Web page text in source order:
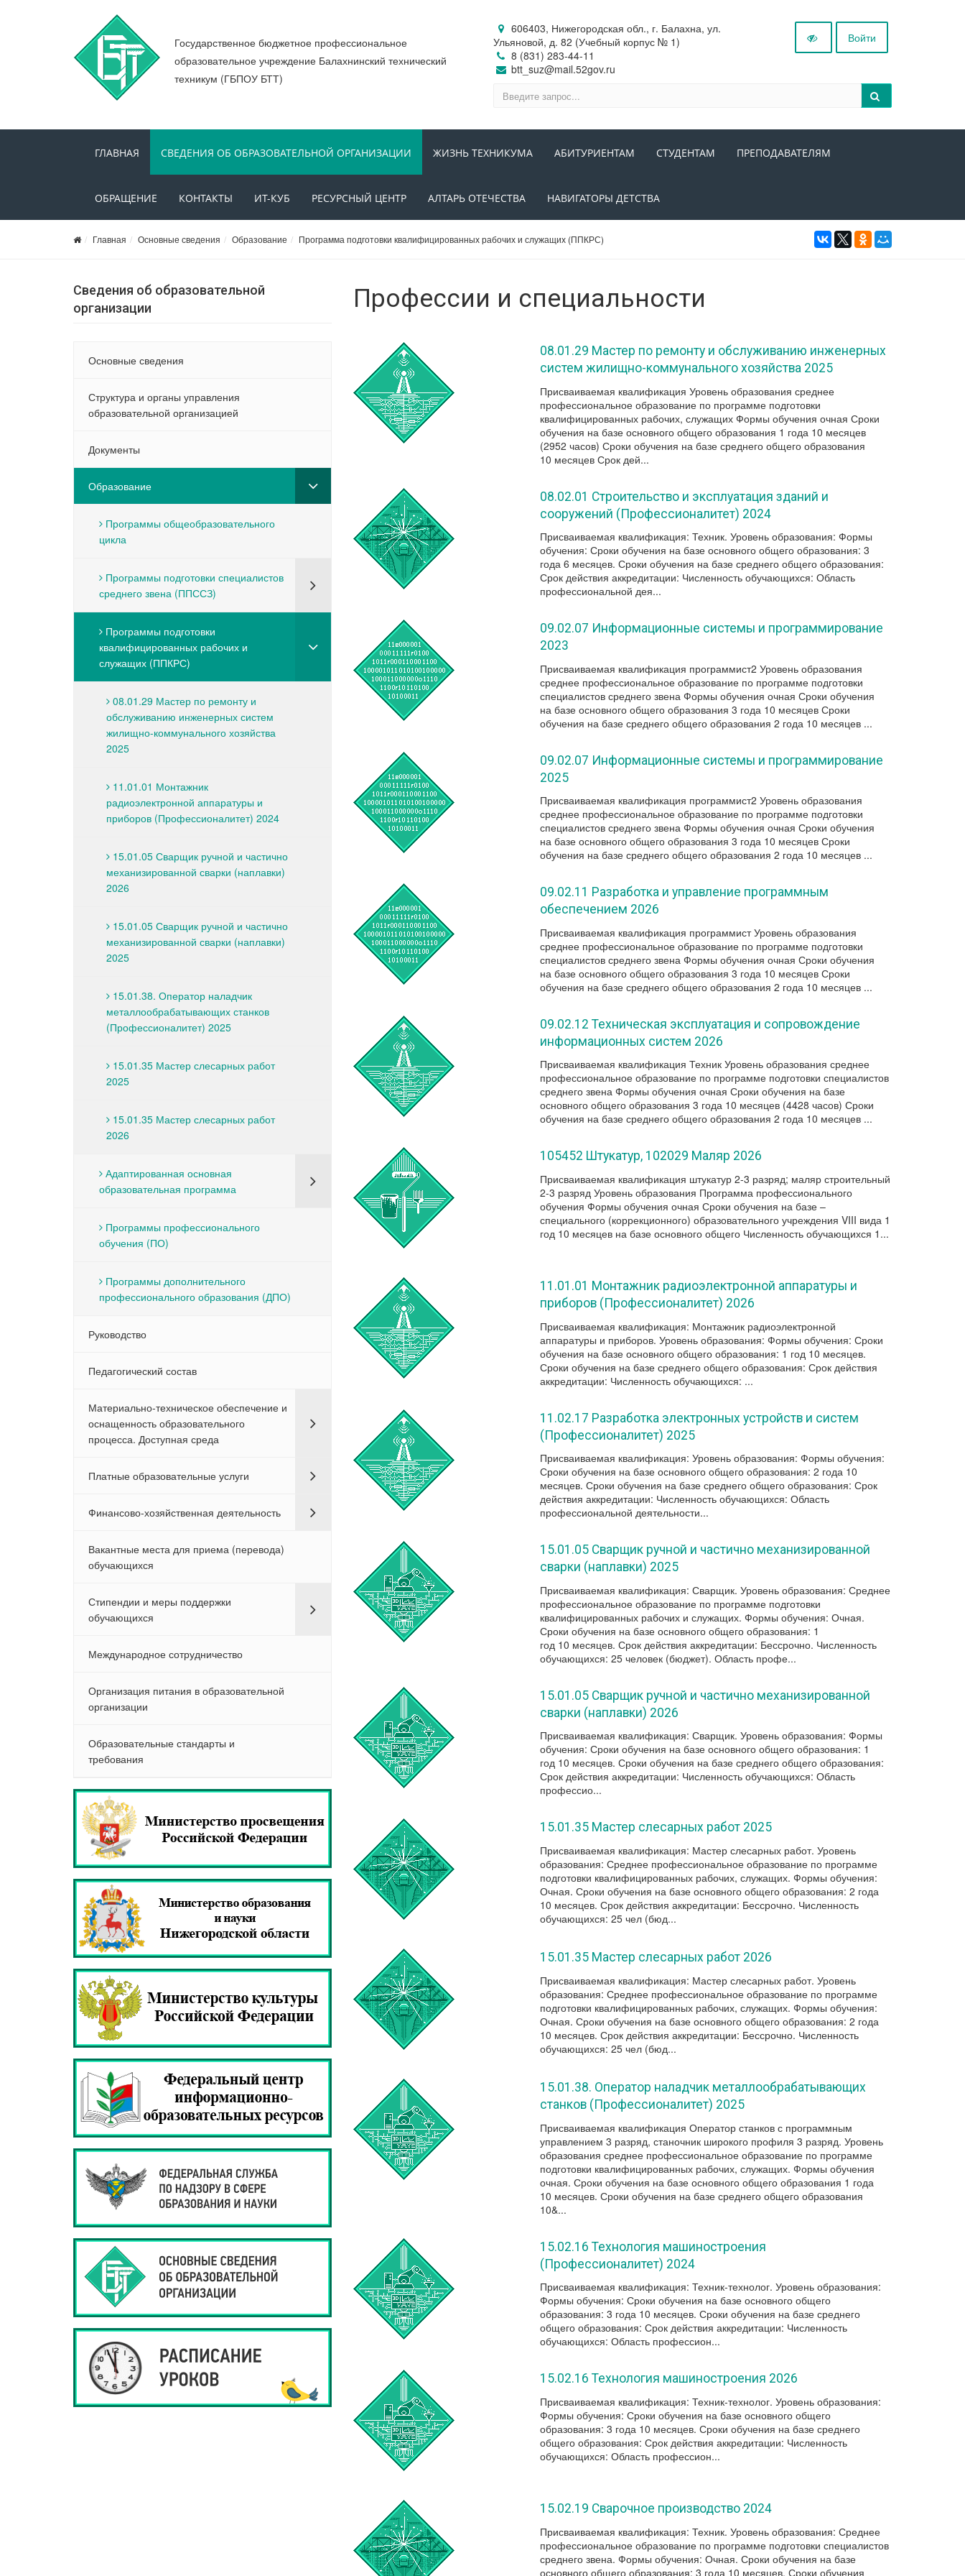
Государственное бюджетное профессиональное
образовательное учреждение Балахнинский технический
техникум (ГБПОУ БТТ)
606403, Нижегородская обл., г. Балахна, ул.
Ульяновой, д. 82 (Учебный корпус № 1)
8 (831) 283-44-11
btt_suz@mail.52gov.ru
Войти
ГЛАВНАЯ СВЕДЕНИЯ ОБ ОБРАЗОВАТЕЛЬНОЙ ОРГАНИЗАЦИИ ЖИЗНЬ ТЕХНИКУМА АБИТУРИЕНТАМ СТУДЕНТАМ ПРЕПОДАВАТЕЛЯМ
ОБРАЩЕНИЕ КОНТАКТЫ ИТ-КУБ РЕСУРСНЫЙ ЦЕНТР АЛТАРЬ ОТЕЧЕСТВА НАВИГАТОРЫ ДЕТСТВА
Главная Основные сведения Образование Программа подготовки квалифицированных рабочих и служащих (ППКРС)
Сведения об образовательной
организации
Основные сведения
Структура и органы управления
образовательной организацией
Документы
Образование
Программы общеобразовательного
цикла
Программы подготовки специалистов
среднего звена (ППССЗ)
Программы подготовки
квалифицированных рабочих и
служащих (ППКРС)
08.01.29 Мастер по ремонту и
обслуживанию инженерных систем
жилищно-коммунального хозяйства
2025
11.01.01 Монтажник
радиоэлектронной аппаратуры и
приборов (Профессионалитет) 2024
15.01.05 Сварщик ручной и частично
механизированной сварки (наплавки)
2026
15.01.05 Сварщик ручной и частично
механизированной сварки (наплавки)
2025
15.01.38. Оператор наладчик
металлообрабатывающих станков
(Профессионалитет) 2025
15.01.35 Мастер слесарных работ
2025
15.01.35 Мастер слесарных работ
2026
Адаптированная основная
образовательная программа
Программы профессионального
обучения (ПО)
Программы дополнительного
профессионального образования (ДПО)
Руководство
Педагогический состав
Материально-техническое обеспечение и
оснащенность образовательного
процесса. Доступная среда
Платные образовательные услуги
Финансово-хозяйственная деятельность
Вакантные места для приема (перевода)
обучающихся
Стипендии и меры поддержки
обучающихся
Международное сотрудничество
Организация питания в образовательной
организации
Образовательные стандарты и
требования
Профессии и специальности
08.01.29 Мастер по ремонту и обслуживанию инженерных
систем жилищно-коммунального хозяйства 2025
Присваиваемая квалификация Уровень образования среднее
профессиональное образование по программе подготовки
квалифицированных рабочих, служащих Формы обучения очная Сроки
обучения на базе основного общего образования 1 года 10 месяцев
(2952 часов) Сроки обучения на базе среднего общего образования
10 месяцев Срок дей...
08.02.01 Строительство и эксплуатация зданий и
сооружений (Профессионалитет) 2024
Присваиваемая квалификация: Техник. Уровень образования: Формы
обучения: Сроки обучения на базе основного общего образования: 3
года 6 месяцев. Сроки обучения на базе среднего общего образования:
Срок действия аккредитации: Численность обучающихся: Область
профессиональной дея...
09.02.07 Информационные системы и программирование
2023
Присваиваемая квалификация программист2 Уровень образования
среднее профессиональное образование по программе подготовки
специалистов среднего звена Формы обучения очная Сроки обучения
на базе основного общего образования 3 года 10 месяцев Сроки
обучения на базе среднего общего образования 2 года 10 месяцев ...
09.02.07 Информационные системы и программирование
2025
Присваиваемая квалификация программист2 Уровень образования
среднее профессиональное образование по программе подготовки
специалистов среднего звена Формы обучения очная Сроки обучения
на базе основного общего образования 3 года 10 месяцев Сроки
обучения на базе среднего общего образования 2 года 10 месяцев ...
09.02.11 Разработка и управление программным
обеспечением 2026
Присваиваемая квалификация программист Уровень образования
среднее профессиональное образование по программе подготовки
специалистов среднего звена Формы обучения очная Сроки обучения
на базе основного общего образования 3 года 10 месяцев Сроки
обучения на базе среднего общего образования 2 года 10 месяцев ...
09.02.12 Техническая эксплуатация и сопровождение
информационных систем 2026
Присваиваемая квалификация Техник Уровень образования среднее
профессиональное образование по программе подготовки специалистов
среднего звена Формы обучения очная Сроки обучения на базе
основного общего образования 3 года 10 месяцев (4428 часов) Сроки
обучения на базе среднего общего образования 2 года 10 месяцев ...
105452 Штукатур, 102029 Маляр 2026
Присваиваемая квалификация штукатур 2-3 разряд; маляр строительный
2-3 разряд Уровень образования Программа профессионального
обучения Формы обучения очная Сроки обучения на базе –
специального (коррекционного) образовательного учреждения VIII вида 1
год 10 месяцев на базе основного общего Численность обучающихся 1...
11.01.01 Монтажник радиоэлектронной аппаратуры и
приборов (Профессионалитет) 2026
Присваиваемая квалификация: Монтажник радиоэлектронной
аппаратуры и приборов. Уровень образования: Формы обучения: Сроки
обучения на базе основного общего образования: 1 год 10 месяцев.
Сроки обучения на базе среднего общего образования: Срок действия
аккредитации: Численность обучающихся: ...
11.02.17 Разработка электронных устройств и систем
(Профессионалитет) 2025
Присваиваемая квалификация: Уровень образования: Формы обучения:
Сроки обучения на базе основного общего образования: 2 года 10
месяцев. Сроки обучения на базе среднего общего образования: Срок
действия аккредитации: Численность обучающихся: Область
профессиональной деятельности...
15.01.05 Сварщик ручной и частично механизированной
сварки (наплавки) 2025
Присваиваемая квалификация: Сварщик. Уровень образования: Среднее
профессиональное образование по программе подготовки
квалифицированных рабочих и служащих. Формы обучения: Очная.
Сроки обучения на базе основного общего образования: 1
год 10 месяцев. Срок действия аккредитации: Бессрочно. Численность
обучающихся: 25 человек (бюджет). Область профе...
15.01.05 Сварщик ручной и частично механизированной
сварки (наплавки) 2026
Присваиваемая квалификация: Сварщик. Уровень образования: Формы
обучения: Сроки обучения на базе основного общего образования: 1
год 10 месяцев. Сроки обучения на базе среднего общего образования:
Срок действия аккредитации: Численность обучающихся: Область
профессио...
15.01.35 Мастер слесарных работ 2025
Присваиваемая квалификация: Мастер слесарных работ. Уровень
образования: Среднее профессиональное образование по программе
подготовки квалифицированных рабочих, служащих. Формы обучения:
Очная. Сроки обучения на базе основного общего образования: 2 года
10 месяцев. Срок действия аккредитации: Бессрочно. Численность
обучающихся: 25 чел (бюд...
15.01.35 Мастер слесарных работ 2026
Присваиваемая квалификация: Мастер слесарных работ. Уровень
образования: Среднее профессиональное образование по программе
подготовки квалифицированных рабочих, служащих. Формы обучения:
Очная. Сроки обучения на базе основного общего образования: 2 года
10 месяцев. Срок действия аккредитации: Бессрочно. Численность
обучающихся: 25 чел (бюд...
15.01.38. Оператор наладчик металлообрабатывающих
станков (Профессионалитет) 2025
Присваиваемая квалификация Оператор станков с программным
управлением 3 разряд, станочник широкого профиля 3 разряд. Уровень
образования среднее профессиональное образование по программе
подготовки квалифицированных рабочих, служащих. Формы обучения
очная. Сроки обучения на базе основного общего образования 1 года
10 месяцев. Сроки обучения на базе среднего общего образования
10&...
15.02.16 Технология машиностроения
(Профессионалитет) 2024
Присваиваемая квалификация: Техник-технолог. Уровень образования:
Формы обучения: Сроки обучения на базе основного общего
образования: 3 года 10 месяцев. Сроки обучения на базе среднего
общего образования: Срок действия аккредитации: Численность
обучающихся: Область профессион...
15.02.16 Технология машиностроения 2026
Присваиваемая квалификация: Техник-технолог. Уровень образования:
Формы обучения: Сроки обучения на базе основного общего
образования: 3 года 10 месяцев. Сроки обучения на базе среднего
общего образования: Срок действия аккредитации: Численность
обучающихся: Область профессион...
15.02.19 Сварочное производство 2024
Присваиваемая квалификация: Техник. Уровень образования: Среднее
профессиональное образование по программе подготовки специалистов
среднего звена. Формы обучения: Очная. Сроки обучения на базе
основного общего образования: 3 года 10 месяцев. Сроки обучения